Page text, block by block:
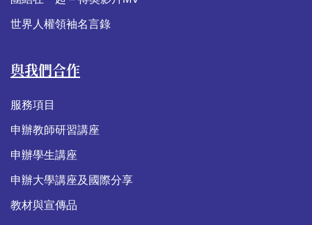
世界人權領袖名言錄
與我們合作
服務項目
申辦教師研習講座
申辦學生講座
申辦大學講座及國際分享
教材與宣傳品